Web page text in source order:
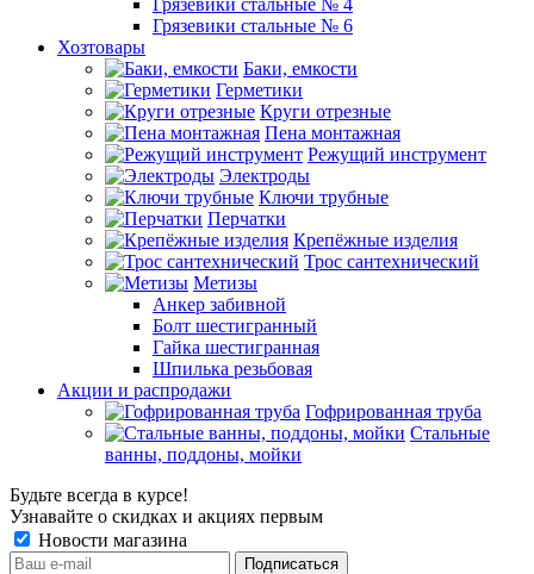
Грязевики стальные № 6
Хозтовары
Баки, емкости
Герметики
Круги отрезные
Пена монтажная
Режущий инструмент
Электроды
Ключи трубные
Перчатки
Крепёжные изделия
Трос сантехнический
Метизы
Анкер забивной
Болт шестигранный
Гайка шестигранная
Шпилька резьбовая
Акции и распродажи
Гофрированная труба
Стальные
ванны, поддоны, мойки
Будьте всегда в курсе!
Узнавайте о скидках и акциях первым
Новости магазина